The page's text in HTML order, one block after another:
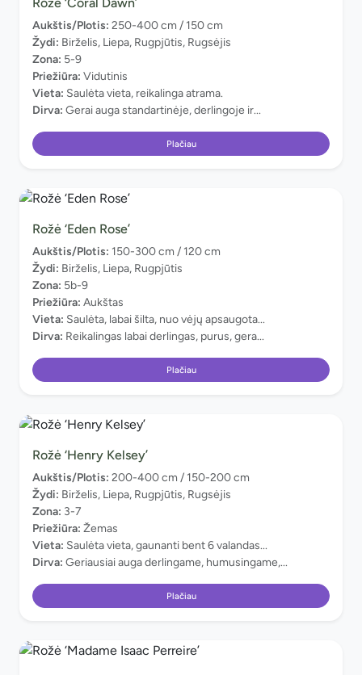
Aukštis/Plotis: 250-400 cm / 150 cm
Žydi: Birželis, Liepa, Rugpjūtis, Rugsėjis
Zona: 5-9
Priežiūra: Vidutinis
Vieta: Saulėta vieta, reikalinga atrama.
Dirva: Gerai auga standartinėje, derlingoje ir...
Plačiau
Rožė ‘Eden Rose’
Aukštis/Plotis: 150-300 cm / 120 cm
Žydi: Birželis, Liepa, Rugpjūtis
Zona: 5b-9
Priežiūra: Aukštas
Vieta: Saulėta, labai šilta, nuo vėjų apsaugota...
Dirva: Reikalingas labai derlingas, purus, gera...
Plačiau
Rožė ‘Henry Kelsey’
Aukštis/Plotis: 200-400 cm / 150-200 cm
Žydi: Birželis, Liepa, Rugpjūtis, Rugsėjis
Zona: 3-7
Priežiūra: Žemas
Vieta: Saulėta vieta, gaunanti bent 6 valandas...
Dirva: Geriausiai auga derlingame, humusingame,...
Plačiau